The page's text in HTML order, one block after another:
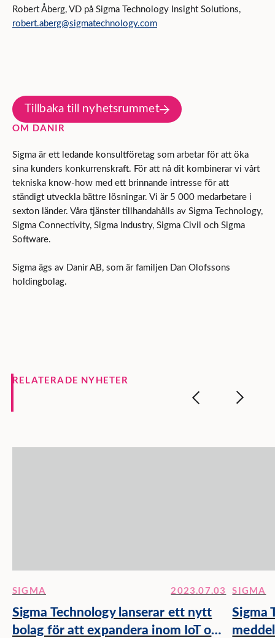
Robert Åberg, VD på Sigma Technology Insight Solutions,
robert.aberg@sigmatechnology.com
Tillbaka till nyhetsrummet
OM DANIR
Sigma är ett ledande konsultföretag som arbetar för att öka
sina kunders konkurrenskraft. För att nå dit kombinerar vi vårt
tekniska know-how med ett brinnande intresse för att
ständigt utveckla bättre lösningar. Vi är 5 000 medarbetare i
sexton länder. Våra tjänster tillhandahålls av Sigma Technology,
Sigma Connectivity, Sigma Industry, Sigma Civil och Sigma
Software.
Sigma ägs av Danir AB, som är familjen Dan Olofssons
holdingbolag.
RELATERADE NYHETER
SIGMA 2023.07.03
Sigma Technology lanserar ett nytt
bolag för att expandera inom IoT och
SIGMA
Sigma